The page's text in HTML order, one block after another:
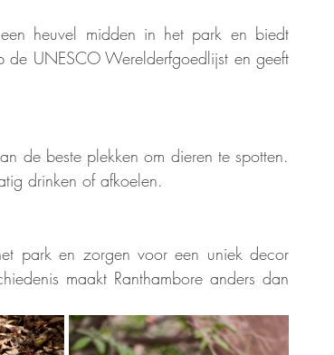
heuvel midden in het park en biedt
UNESCO Werelderfgoedlijst en geeft
de beste plekken om dieren te spotten.
drinken of afkoelen.
park en zorgen voor een uniek decor
maakt Ranthambore anders dan